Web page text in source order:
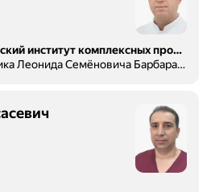
Научно-исследовательский институт комплексных проблем сердечно-сосудистых заболеваний
Бульвар имени Академика Леонида Семёновича Барбараша, 6, Кемерово